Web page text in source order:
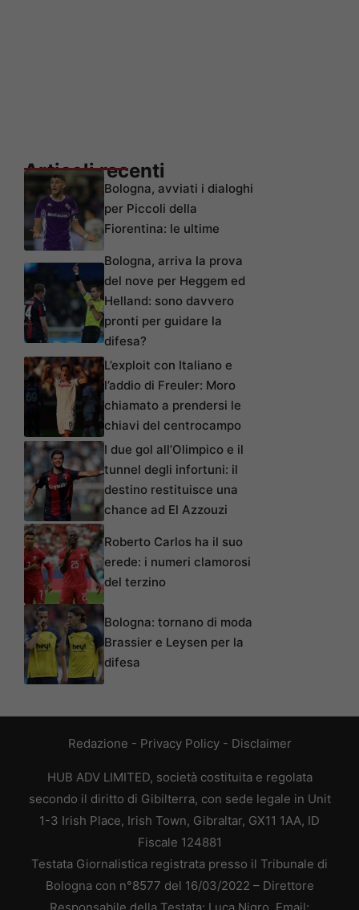
Articoli recenti
Bologna, avviati i dialoghi
per Piccoli della
Fiorentina: le ultime
Bologna, arriva la prova
del nove per Heggem ed
Helland: sono davvero
pronti per guidare la
difesa?
L’exploit con Italiano e
l’addio di Freuler: Moro
chiamato a prendersi le
chiavi del centrocampo
I due gol all’Olimpico e il
tunnel degli infortuni: il
destino restituisce una
chance ad El Azzouzi
Roberto Carlos ha il suo
erede: i numeri clamorosi
del terzino
Bologna: tornano di moda
Brassier e Leysen per la
difesa
Redazione - Privacy Policy- Disclaimer
HUB ADV LIMITED, società costituita e regolata
secondo il diritto di Gibilterra, con sede legale in Unit
1-3 Irish Place, Irish Town, Gibraltar, GX11 1AA, ID
Fiscale 124881
Testata Giornalistica registrata presso il Tribunale di
Bologna con n°8577 del 16/03/2022 – Direttore